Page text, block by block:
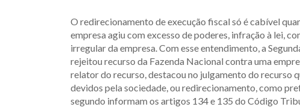
O redirecionamento de execução fiscal só é cabível
empresa agiu com excesso de poderes, infração à lei,
irregular da empresa. Com esse entendimento, a
rejeitou recurso da Fazenda Nacional contra uma
relator do recurso, destacou no julgamento do recurso
devidos pela sociedade, ou redirecionamento, como
segundo informam os artigos 134 e 135 do Código